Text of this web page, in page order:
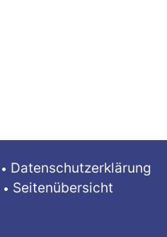
Datenschutzerklärung
Seitenübersicht